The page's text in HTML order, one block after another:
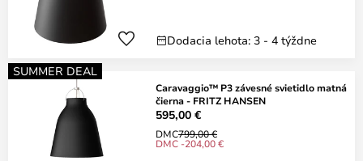
Dodacia lehota: 3 - 4 týždne
SUMMER DEAL
Caravaggio™ P3 závesné svietidlo matná
čierna - FRITZ HANSEN
595,00 €
DMC799,00 €
DMC -204,00 €